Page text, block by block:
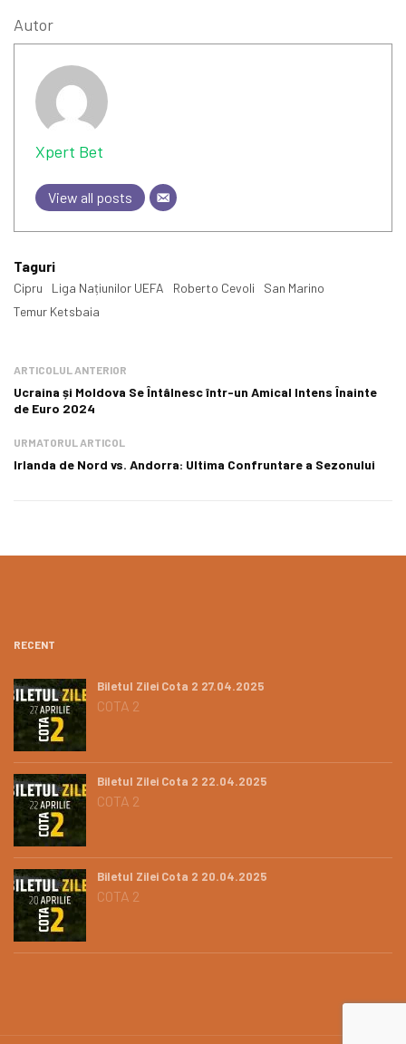
Autor
Xpert Bet
View all posts
Taguri
Cipru Liga Națiunilor UEFA Roberto Cevoli
San Marino
Temur Ketsbaia
ARTICOLUL ANTERIOR
Ucraina și Moldova Se Întâlnesc într-un Amical Intens Înainte
de Euro 2024
URMATORUL ARTICOL
Irlanda de Nord vs. Andorra: Ultima Confruntare a Sezonului
RECENT
Biletul Zilei Cota 2 27.04.2025
COTA 2
Biletul Zilei Cota 2 22.04.2025
COTA 2
Biletul Zilei Cota 2 20.04.2025
COTA 2